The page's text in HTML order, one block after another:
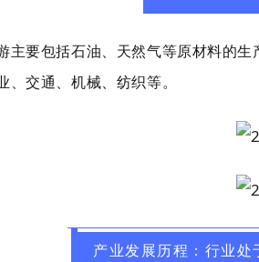
主要包括石油、天然气等原材料的
交通、机械、纺织等。
产业发展历程：行业